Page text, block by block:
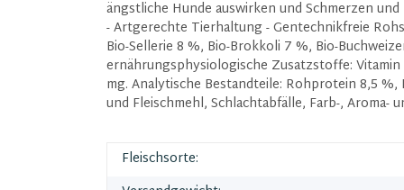
ängstliche Hunde auswirken und Schmerzen
- Artgerechte Tierhaltung - Gentechnikfreie
Bio-Sellerie 8 %, Bio-Brokkoli 7 %, Bio-
ernährungsphysiologische Zusatzstoffe:
mg. Analytische Bestandteile: Rohprotein 8,5
und Fleischmehl, Schlachtabfälle, Farb-,
Fleischsorte: